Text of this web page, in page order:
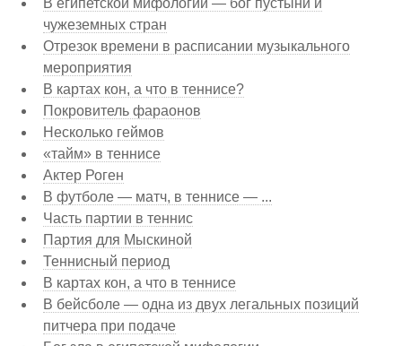
чужеземных стран
Отрезок времени в расписании музыкального
мероприятия
В картах кон, а что в теннисе?
Покровитель фараонов
Несколько геймов
«тайм» в теннисе
Актер Роген
В футболе — матч, в теннисе — ...
Часть партии в теннис
Партия для Мыскиной
Теннисный период
В картах кон, а что в теннисе
В бейсболе — одна из двух легальных позиций
питчера при подаче